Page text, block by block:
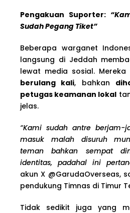
Pengakuan Suporter:
Sudah Pegang Tiket”
Beberapa warganet
langsung di Jeddah
lewat media sosial. Mereka
berulang kali, bahkan
petugas keamanan lokal
jelas.
“Kami sudah antre berjam-
masuk malah disuruh
teman bahkan sempat
identitas, padahal ini
akun X @GarudaOverseas,
pendukung Timnas di Timur
Tidak sedikit juga yang